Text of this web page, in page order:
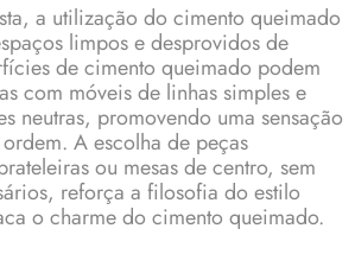
a utilização do cimento queimado
limpos e desprovidos de
de cimento queimado podem
com móveis de linhas simples e
neutras, promovendo uma sensação
A escolha de peças
ou mesas de centro, sem
reforça a filosofia do estilo
o charme do cimento queimado.